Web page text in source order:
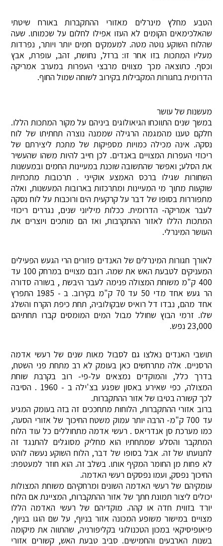
הטבע מחלץ מינרלים מאזורי ההתקברות באורח שיטתי
שהאלכימאים הקומים לא העזו אפילו לחלום על שכמותו. שעה
שהלוח השוקע נוטה מטה. למעמקים חמים יותר ויותר, נפרדות
מעליו המתכות בזו אחר זו: ברזל, נחושת, זהב, עופרת, אבץ
וכסף. כתוצאה מכך מצווים מרבצי העפרות במערב אמריקה
הדרומית בחגורות המקבילות בקירוב לשוחה שמול החוף.
מעשנות של עושר
במשך שנים התווכחו הגיאולוגים ביניהם על מקור המתכות הללו.
חלקם טענו מהמגמה הרגילה שממנה נוצרה תחתיתו של לוח
נסקה. אינה מכילה כמויות מספיקות של מתכת ליצירתם של
ריכוזי העפרות המצויים באנדים. לכן חייב להיות משהו שהעשיר
את הסלע; ואפשר שהתשובה שוכנת במעיינות החמים ובמעשנות
השחורות שגילו ברכס האמצע אוקייני . תרכובות מתכתיות
שוקעות מתוך מי המעיינות ומתרכזות בארובות המעשנות, ואלה
מתפוררות בסופו של דבר על קרקעית הים ורוכבות על לוח נסקה
לעבר אמריקה- הדרומית. ככלות מיליוני שנים, נגררים ריכוזי
המתכות הללו לאזור ההתקרבות, ואז הם מותכים ויוצרים את
העושר המינרלי.
לאורך חגורות המינרלים של האנדים פזורים הרי הגעש הפעילים
המעניקים לטבעת האש את שמה. רובם מצויים במרחק 100 עד
400 ק"מ משוחת המצולה פנימה לעבר היבשת , בשורה סדורה
הר געש אחד מדי 50 עד 70 ק"מ בקירוב. ב - 1985 התפרץ
אחד מהם, נבדו דל רואיס שבקולוביה, תחת כיפת הקרח והשלג
שלו. זרמי הבוץ שחולל מבול המים המומסים קברו תחתיהם
23,000 נפש.
תושבי האנדים נאלצו גם לסבול מאות שנים של רעשי אדמה
הרסניים. אלה מתרחשים כאן בעומק לא רב מתחת פני השטח,
בדרך כלל, והמוקדים נמצאים על-פי- רוב בקרבת שוחת
המצולה, כפי שאירע באסון שפגע בצ'ילה ב - 1960 . הסיבה
לכך קשורה בטיבו של אזור ההתקברות.
ברוב אזורי ההתקברות, הלוחות מתחככים זה בזה בעומק המגיע
עד 700 ק"מ- הרבה יותר עמוק משטח החיכוך של אזורי הסעה,
כמו מערכת סן אנדריאס . רעשי אדמה מתחוללים כל עוד הלוח
המתקבר והסלע שמתחתיו הוא מחליק מסוגלים להתנגד זה
לתנועתו של זה. אבל בסופו של דבר, הלוח השוקע נעשה לוהט
לא פחות מן החומר המקיף אותו. בשלב זה. הוא חוזר למעטפת:
החיכוך נפסק, ועמו נפסקים רעשי האדמה.
עומקיהם של רעשי האדמה השונים ומרחקיהם משוחת המצולות
יכולים ליצור תמונת חתך של אזור ההתקברות, המציינת אם הלוח
יורד בזווית חדה או קהה. מוקדיהם של רעשי האדמה הללו
מצויים במישור משופע המכונה אזור בניוף, על שם הוגו בניוף,
פיאופיסיקאי במכון הטכנולוגי בקליפורניה, שהתווה את מיקומה
בשנות הארבעים והחמישים. סביב טבעת האש, קשורים אזורי